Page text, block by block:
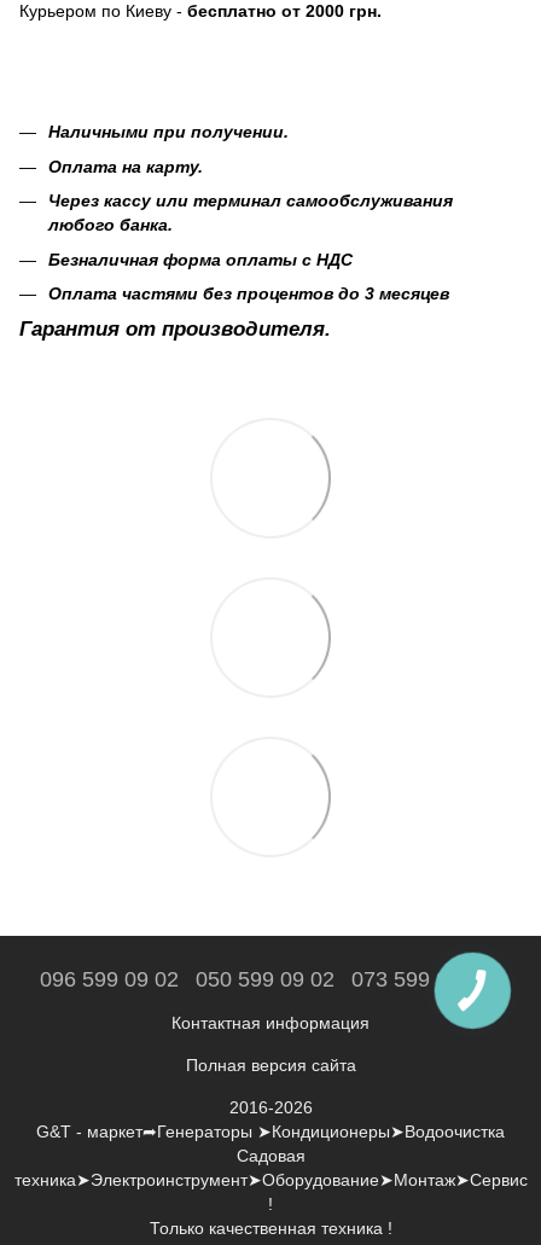
Курьером по Киеву - бесплатно от 2000 грн.
Наличными при получении.
Оплата на карту.
Через кассу или терминал самообслуживания
любого банка.
Безналичная форма оплаты с НДС
Оплата частями без процентов до 3 месяцев
Гарантия от производителя.
096 599 09 02 050 599 09 02 073 599 09 02
Контактная информация
Полная версия сайта
2016-2026
G&T - маркет➦Генераторы ➤Кондиционеры➤Водоочистка
Садовая
техника➤Электроинструмент➤Оборудование➤Монтаж➤Сервис
!
Только качественная техника !